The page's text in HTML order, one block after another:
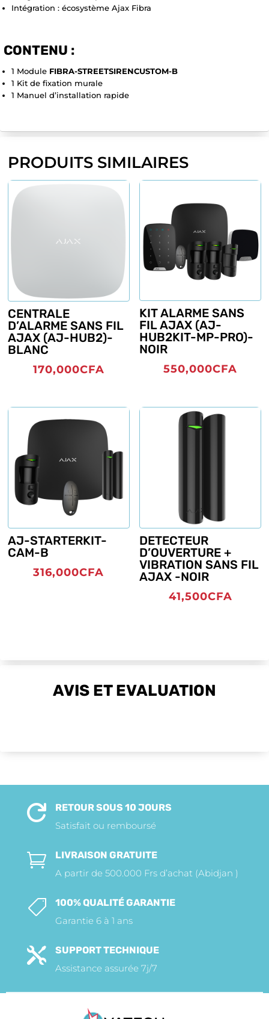
Intégration : écosystème Ajax Fibra
CONTENU :
1 Module FIBRA-STREETSIRENCUSTOM-B
1 Kit de fixation murale
1 Manuel d’installation rapide
PRODUITS SIMILAIRES
CENTRALE
D’ALARME SANS FIL
AJAX (AJ-HUB2)-
BLANC
170,000CFA
KIT ALARME SANS
FIL AJAX (AJ-
HUB2KIT-MP-PRO)-
NOIR
550,000CFA
AJ-STARTERKIT-
CAM-B
316,000CFA
DETECTEUR
D’OUVERTURE +
VIBRATION SANS FIL
AJAX -NOIR
41,500CFA
AVIS ET EVALUATION

RETOUR SOUS 10 JOURS
Satisfait ou remboursé

LIVRAISON GRATUITE
A partir de 500.000 Frs d’achat (Abidjan )

100% QUALITÉ GARANTIE
Garantie 6 à 1 ans

SUPPORT TECHNIQUE
Assistance assurée 7j/7